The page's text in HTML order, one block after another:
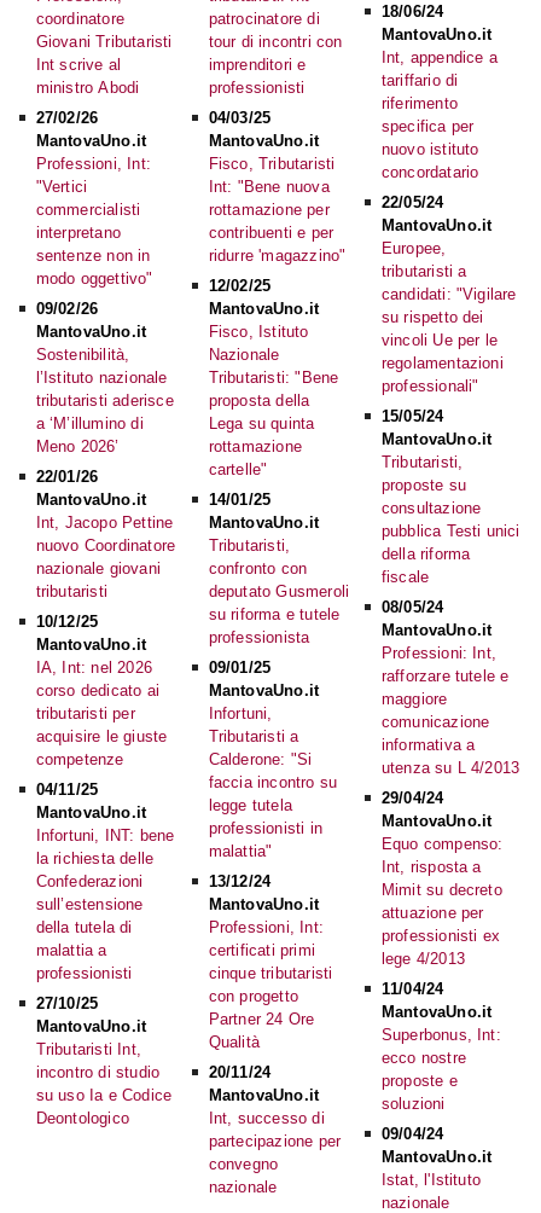
coordinatore
Giovani Tributaristi
Int scrive al
ministro Abodi
27/02/26
MantovaUno.it
Professioni, Int:
"Vertici
commercialisti
interpretano
sentenze non in
modo oggettivo"
09/02/26
MantovaUno.it
Sostenibilità,
l’Istituto nazionale
tributaristi aderisce
a ‘M’illumino di
Meno 2026’
22/01/26
MantovaUno.it
Int, Jacopo Pettine
nuovo Coordinatore
nazionale giovani
tributaristi
10/12/25
MantovaUno.it
IA, Int: nel 2026
corso dedicato ai
tributaristi per
acquisire le giuste
competenze
04/11/25
MantovaUno.it
Infortuni, INT: bene
la richiesta delle
Confederazioni
sull’estensione
della tutela di
malattia a
professionisti
27/10/25
MantovaUno.it
Tributaristi Int,
incontro di studio
su uso Ia e Codice
Deontologico
patrocinatore di
tour di incontri con
imprenditori e
professionisti
04/03/25
MantovaUno.it
Fisco, Tributaristi
Int: "Bene nuova
rottamazione per
contribuenti e per
ridurre 'magazzino"
12/02/25
MantovaUno.it
Fisco, Istituto
Nazionale
Tributaristi: "Bene
proposta della
Lega su quinta
rottamazione
cartelle"
14/01/25
MantovaUno.it
Tributaristi,
confronto con
deputato Gusmeroli
su riforma e tutele
professionista
09/01/25
MantovaUno.it
Infortuni,
Tributaristi a
Calderone: "Si
faccia incontro su
legge tutela
professionisti in
malattia"
13/12/24
MantovaUno.it
Professioni, Int:
certificati primi
cinque tributaristi
con progetto
Partner 24 Ore
Qualità
20/11/24
MantovaUno.it
Int, successo di
partecipazione per
convegno
nazionale
18/06/24
MantovaUno.it
Int, appendice a
tariffario di
riferimento
specifica per
nuovo istituto
concordatario
22/05/24
MantovaUno.it
Europee,
tributaristi a
candidati: "Vigilare
su rispetto dei
vincoli Ue per le
regolamentazioni
professionali"
15/05/24
MantovaUno.it
Tributaristi,
proposte su
consultazione
pubblica Testi unici
della riforma
fiscale
08/05/24
MantovaUno.it
Professioni: Int,
rafforzare tutele e
maggiore
comunicazione
informativa a
utenza su L 4/2013
29/04/24
MantovaUno.it
Equo compenso:
Int, risposta a
Mimit su decreto
attuazione per
professionisti ex
lege 4/2013
11/04/24
MantovaUno.it
Superbonus, Int:
ecco nostre
proposte e
soluzioni
09/04/24
MantovaUno.it
Istat, l'Istituto
nazionale